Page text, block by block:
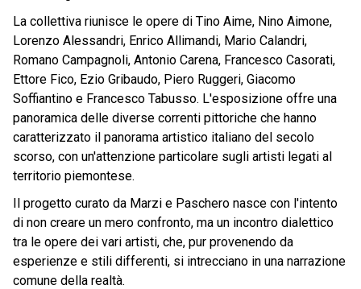
La collettiva riunisce le opere di Tino Aime, Nino Aimone,
Lorenzo Alessandri, Enrico Allimandi, Mario Calandri,
Romano Campagnoli, Antonio Carena, Francesco Casorati,
Ettore Fico, Ezio Gribaudo, Piero Ruggeri, Giacomo
Soffiantino e Francesco Tabusso. L'esposizione offre una
panoramica delle diverse correnti pittoriche che hanno
caratterizzato il panorama artistico italiano del secolo
scorso, con un'attenzione particolare sugli artisti legati al
territorio piemontese.
Il progetto curato da Marzi e Paschero nasce con l'intento
di non creare un mero confronto, ma un incontro dialettico
tra le opere dei vari artisti, che, pur provenendo da
esperienze e stili differenti, si intrecciano in una narrazione
comune della realtà.